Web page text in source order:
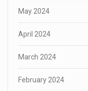
May 2024
April 2024
March 2024
February 2024